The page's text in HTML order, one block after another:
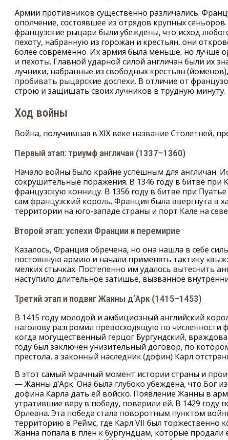
Армии противников существенно различались.
ополчение, состоявшее из отрядов крупных
французские рыцари были убеждены, что исход
пехоту, набранную из горожан и крестьян, они
более современно. Их армия была меньше, но лучше
и пехоты. Главной ударной силой англичан были их
лучники, набранные из свободных крестьян
пробивать рыцарские доспехи. В отличие от
строю и защищать своих лучников в трудную минуту.
Ход войны
Война, получившая в XIX веке название Столетней,
Первый этап: триумф англичан (1337–1360)
Начало войны было крайне успешным для англичан.
сокрушительные поражения. В 1346 году в битве при
французскую конницу. В 1356 году в битве при
сам французский король. Франция была ввергнута в
территории на юго-западе страны и порт Кале на
Второй этап: успехи Франции и перемирие
Казалось, Франция обречена, но она нашла в себе
постоянную армию и начали применять тактику
мелких стычках. Постепенно им удалось вытеснить
наступило длительное затишье, вызванное
Третий этап и подвиг Жанны д’Арк (1415–1453)
В 1415 году молодой и амбициозный английский
наголову разгромил превосходящую по
когда могущественный герцог Бургундский,
году был заключен унизительный договор, по
престола, а законный наследник (дофин) Карл
В этот самый мрачный момент истории страны и
— Жанны д’Арк. Она была глубоко убеждена, что Бог
дофина Карла дать ей войско. Появление Жанны в
утратившие веру в победу, поверили ей. В 1429 году
Орлеана. Эта победа стала поворотным пунктом
территорию в Реймс, где Карл VII был торжественно
Жанна попала в плен к бургундцам, которые